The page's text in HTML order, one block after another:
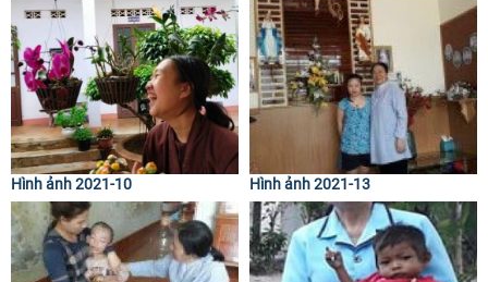
Hình ảnh 2021-10 Hình ảnh 2021-13